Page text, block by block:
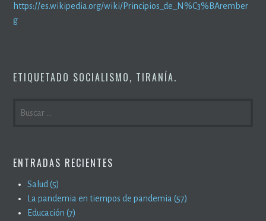
https://es.wikipedia.org/wiki/Principios_de_N%C3%BArember
g
ETIQUETADO SOCIALISMO, TIRANÍA.
ENTRADAS RECIENTES
Salud (5)
La pandemia en tiempos de pandemia (57)
Educación (7)